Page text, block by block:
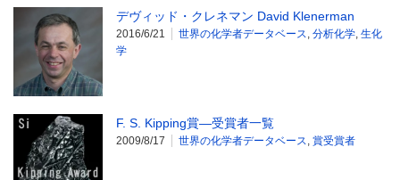
デヴィッド・クレネマン David Klenerman
2016/6/21 世界の化学者データベース, 分析化学, 生化
学
F. S. Kipping賞―受賞者一覧
2009/8/17 世界の化学者データベース, 賞受賞者